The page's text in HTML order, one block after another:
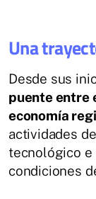
Una
Desde sus
puente entre
economía
actividades
tecnológico e
condiciones